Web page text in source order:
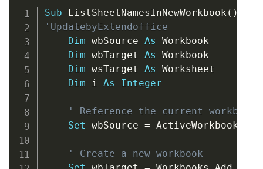
Sub ListSheetNamesInNewWorkbook ( )
'UpdatebyExtendoffice
Dim wbSource As Workbook
Dim wbTarget As Workbook
Dim wsTarget As Worksheet
Dim i As Integer
' Reference the current workbook
Set wbSource = ActiveWorkbook
' Create a new workbook
Copy